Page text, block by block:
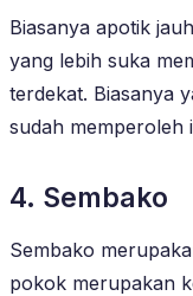
Biasanya apotik
yang lebih suka
terdekat. Biasanya
sudah memperoleh
4. Sembako
Sembako
pokok merupakan